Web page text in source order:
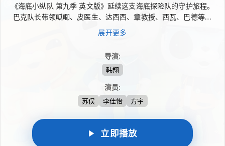
《海底小纵队 第九季 英文版》延续这支海底探险队的守护旅程。
巴克队长带领呱唧、皮医生、达西西、章教授、西瓦、巴德等伙
伴，从章鱼堡出发，赶往海底、陆地与空中出现险情的地方。队员
们凭借不同本领和默契协作，执行“探险、拯救、保护”使命，帮助
展开更多
导演:
韩翔
演员:
苏俣 李佳怡 方宇
立即播放